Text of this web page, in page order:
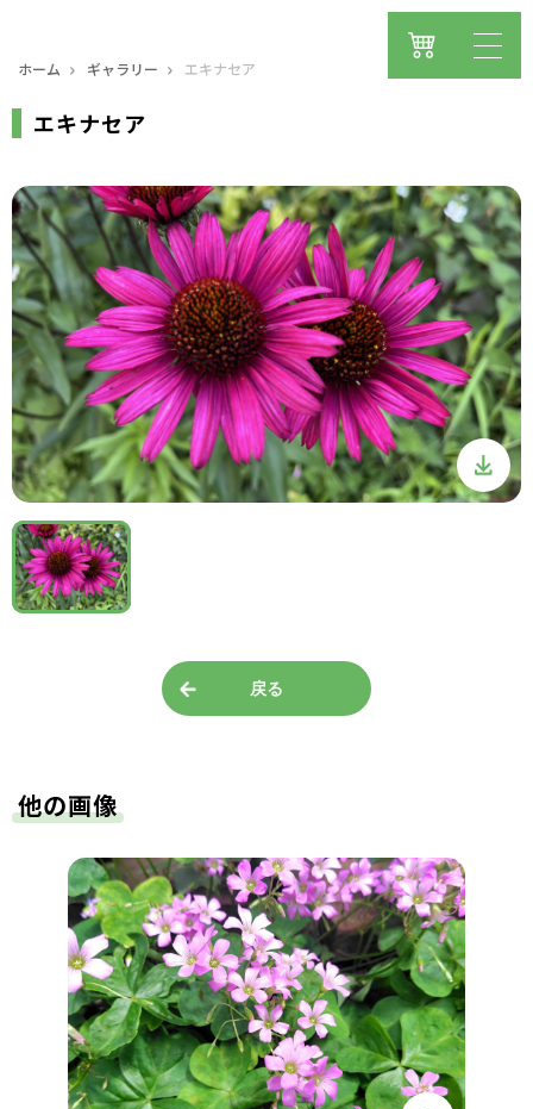
ホーム ギャラリー エキナセア
エキナセア
戻る
他の画像